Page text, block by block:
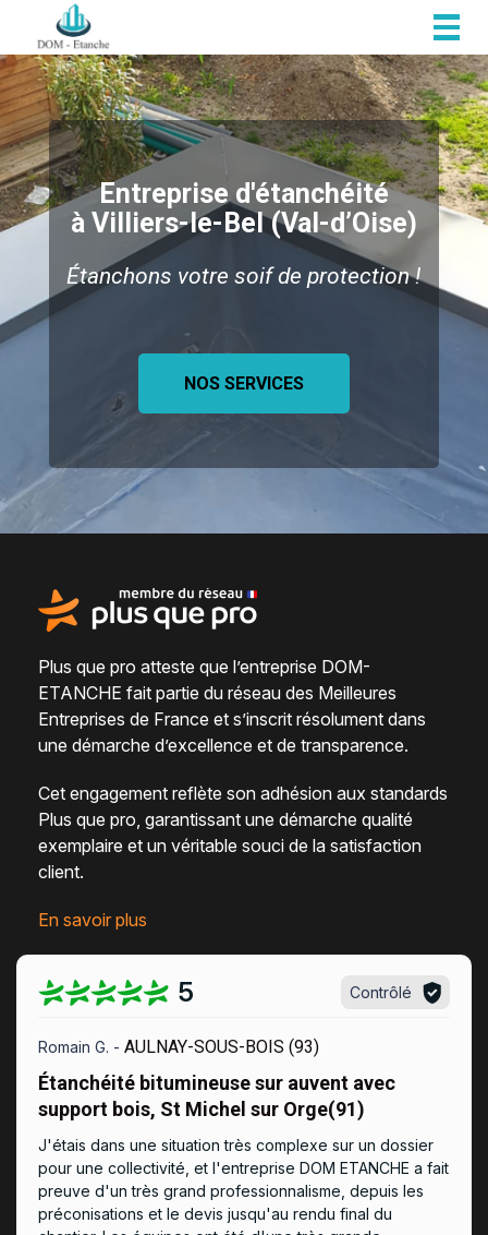
Entreprise d'étanchéité
à Villiers-le-Bel (Val-d’Oise)
Étanchons votre soif de protection !
NOS SERVICES
Plus que pro atteste que l’entreprise DOM-
ETANCHE fait partie du réseau des Meilleures
Entreprises de France et s’inscrit résolument dans
une démarche d’excellence et de transparence.
Cet engagement reflète son adhésion aux standards
Plus que pro, garantissant une démarche qualité
exemplaire et un véritable souci de la satisfaction
client.
En savoir plus
5 Contrôlé
Romain G. - AULNAY-SOUS-BOIS (93)
Étanchéité bitumineuse sur auvent avec
support bois, St Michel sur Orge(91)
J'étais dans une situation très complexe sur un dossier
pour une collectivité, et l'entreprise DOM ETANCHE a fait
preuve d'un très grand professionnalisme, depuis les
préconisations et le devis jusqu'au rendu final du